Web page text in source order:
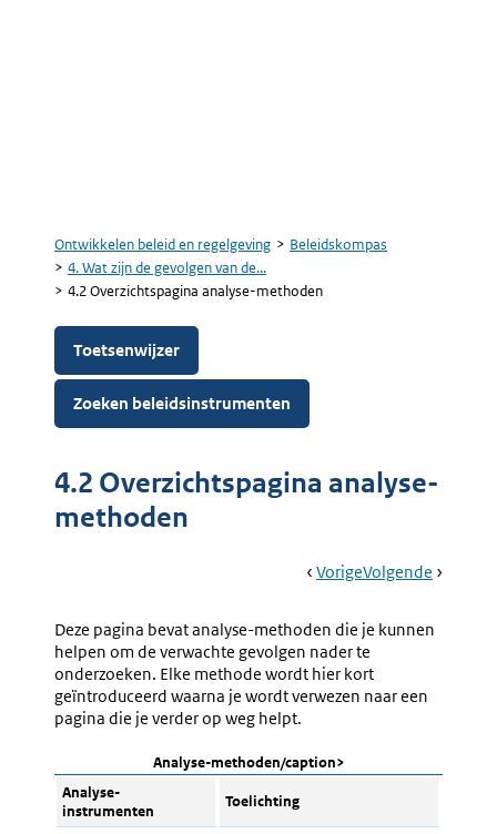
Kruimelpad
Ontwikkelen beleid en regelgeving
Beleidskompas
4. Wat zijn de gevolgen van de...
4.2 Overzichtspagina analyse-methoden
Toetsenwijzer
Zoeken beleidsinstrumenten
4.2 Overzichtspagina analyse-
methoden
Book
Ga
VorigePagina:
Toetsenwijzer
Ga
Volgende Pagina:
Voor
Deze pagina bevat analyse-methoden die je kunnen
helpen om de verwachte gevolgen nader te
onderzoeken. Elke methode wordt hier kort
geïntroduceerd waarna je wordt verwezen naar een
pagina die je verder op weg helpt.
Analyse-methoden/caption>
Analyse-
instrumenten
Toelichting